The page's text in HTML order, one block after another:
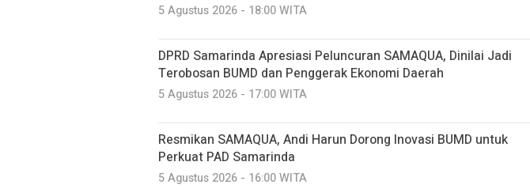
5 Agustus 2026 - 18:00 WITA
DPRD Samarinda Apresiasi Peluncuran SAMAQUA, Dinilai Jadi
Terobosan BUMD dan Penggerak Ekonomi Daerah
5 Agustus 2026 - 17:00 WITA
Resmikan SAMAQUA, Andi Harun Dorong Inovasi BUMD untuk
Perkuat PAD Samarinda
5 Agustus 2026 - 16:00 WITA